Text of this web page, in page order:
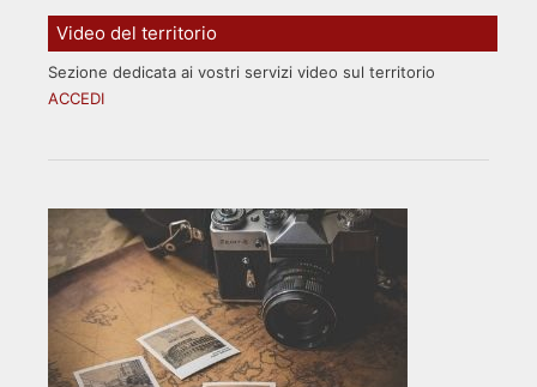
Video del territorio
Sezione dedicata ai vostri servizi video sul territorio
ACCEDI